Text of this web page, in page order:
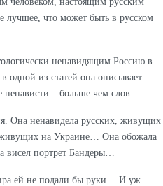
лучшее, что может быть в русском
ненавидящим Россию в
одной из статей она описывает
– больше чем слов.
Она ненавидела русских, живущих
на Украине… Она обожала
висел портрет Бандеры…
ей не подали бы руки… И уж